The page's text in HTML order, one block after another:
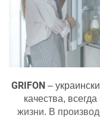
GRIFON –
качества,
жизни. В